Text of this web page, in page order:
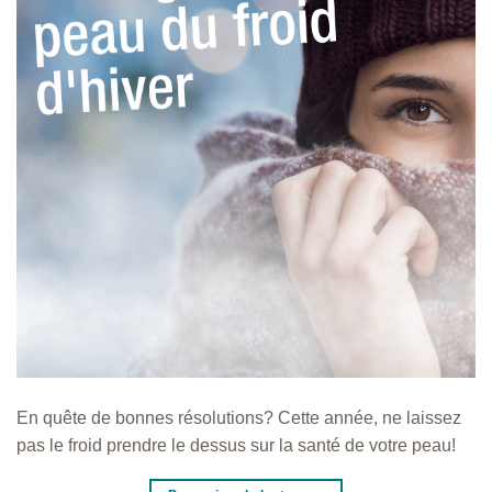
En quête de bonnes résolutions? Cette année, ne laissez
pas le froid prendre le dessus sur la santé de votre peau!